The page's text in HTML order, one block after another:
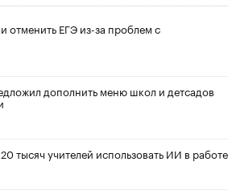
отменить ЕГЭ из-за проблем с
дополнить меню школ и детсадов
тысяч учителей использовать ИИ в работе